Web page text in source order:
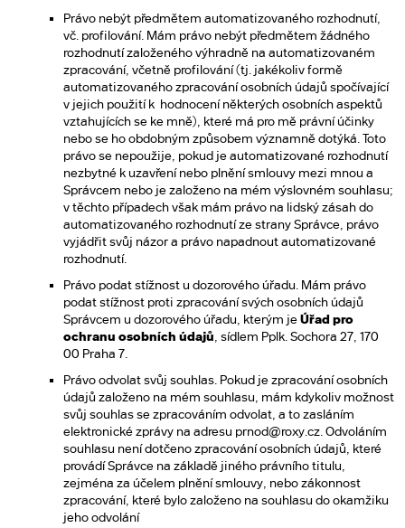
Právo nebýt předmětem automatizovaného rozhodnutí,
vč. profilování. Mám právo nebýt předmětem žádného
rozhodnutí založeného výhradně na automatizovaném
zpracování, včetně profilování (tj. jakékoliv formě
automatizovaného zpracování osobních údajů spočívající
v jejich použití k hodnocení některých osobních aspektů
vztahujících se ke mně), které má pro mě právní účinky
nebo se ho obdobným způsobem významně dotýká. Toto
právo se nepoužije, pokud je automatizované rozhodnutí
nezbytné k uzavření nebo plnění smlouvy mezi mnou a
Správcem nebo je založeno na mém výslovném souhlasu;
v těchto případech však mám právo na lidský zásah do
automatizovaného rozhodnutí ze strany Správce, právo
vyjádřit svůj názor a právo napadnout automatizované
rozhodnutí.
Právo podat stížnost u dozorového úřadu. Mám právo
podat stížnost proti zpracování svých osobních údajů
Správcem u dozorového úřadu, kterým jeÚřad pro
ochranu osobních údajů , sídlem Pplk. Sochora 27, 170
00 Praha 7.
Právo odvolat svůj souhlas. Pokud je zpracování osobních
údajů založeno na mém souhlasu, mám kdykoliv možnost
svůj souhlas se zpracováním odvolat, a to zasláním
elektronické zprávy na adresu prnod@roxy.cz. Odvoláním
souhlasu není dotčeno zpracování osobních údajů, které
provádí Správce na základě jiného právního titulu,
zejména za účelem plnění smlouvy, nebo zákonnost
zpracování, které bylo založeno na souhlasu do okamžiku
jeho odvolání